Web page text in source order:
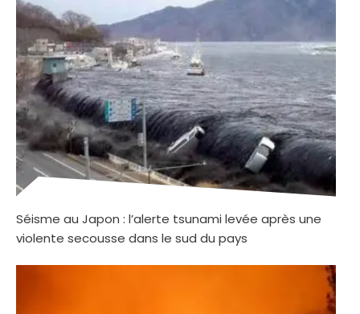
Séisme au Japon : l’alerte tsunami levée après une
violente secousse dans le sud du pays